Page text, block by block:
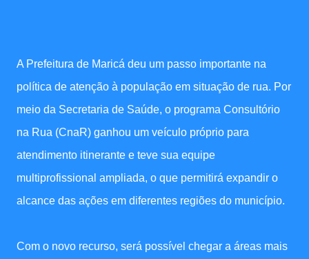
A Prefeitura de Maricá deu um passo importante na
política de atenção à população em situação de rua. Por
meio da Secretaria de Saúde, o programa Consultório
na Rua (CnaR) ganhou um veículo próprio para
atendimento itinerante e teve sua equipe
multiprofissional ampliada, o que permitirá expandir o
alcance das ações em diferentes regiões do município.
Com o novo recurso, será possível chegar a áreas mais